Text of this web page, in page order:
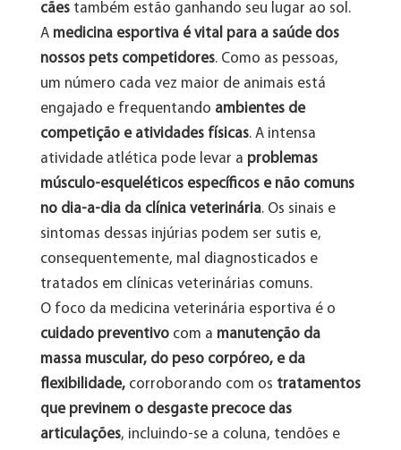
cãestambém estão ganhando seu lugar ao sol.
Amedicina esportiva é vital para a saúde dos
nossos pets competidores. Como as pessoas,
um número cada vez maior de animais está
engajado e frequentando ambientes de
competição e atividades físicas. A intensa
atividade atlética pode levar a problemas
músculo-esqueléticos específicos e não comuns
no dia-a-dia da clínica veterinária. Os sinais e
sintomas dessas injúrias podem ser sutis e,
consequentemente, mal diagnosticados e
tratados em clínicas veterinárias comuns.
O foco da medicina veterinária esportiva é o
cuidado preventivocom a manutenção da
massa muscular, do peso corpóreo, e da
flexibilidade, corroborando com os tratamentos
que previnem o desgaste precoce das
articulações, incluindo-se a coluna, tendões e